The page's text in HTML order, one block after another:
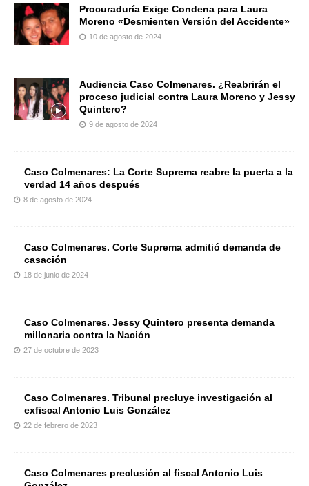
Procuraduría Exige Condena para Laura
Moreno «Desmienten Versión del Accidente»
10 de agosto de 2024
Audiencia Caso Colmenares. ¿Reabrirán el
proceso judicial contra Laura Moreno y Jessy
Quintero?
9 de agosto de 2024
Caso Colmenares: La Corte Suprema reabre la puerta a la
verdad 14 años después
8 de agosto de 2024
Caso Colmenares. Corte Suprema admitió demanda de
casación
18 de junio de 2024
Caso Colmenares. Jessy Quintero presenta demanda
millonaria contra la Nación
27 de octubre de 2023
Caso Colmenares. Tribunal precluye investigación al
exfiscal Antonio Luis González
22 de febrero de 2023
Caso Colmenares preclusión al fiscal Antonio Luis